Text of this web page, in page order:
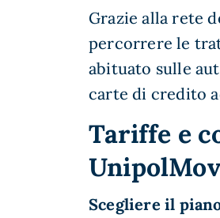
Grazie alla rete
percorrere le
abituato sulle
carte di credito
Tariffe e
Scegliere il